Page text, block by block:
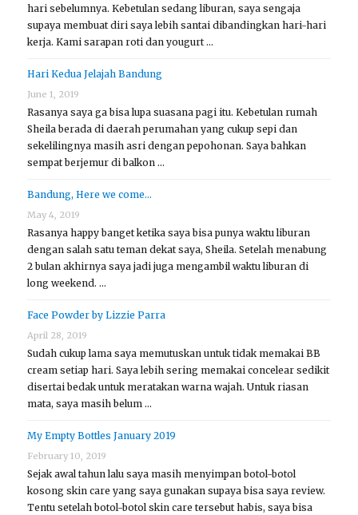
hari sebelumnya. Kebetulan sedang liburan, saya sengaja
supaya membuat diri saya lebih santai dibandingkan hari-hari
kerja. Kami sarapan roti dan yougurt …
Hari Kedua Jelajah Bandung
June 1, 2019
Rasanya saya ga bisa lupa suasana pagi itu. Kebetulan rumah
Sheila berada di daerah perumahan yang cukup sepi dan
sekelilingnya masih asri dengan pepohonan. Saya bahkan
sempat berjemur di balkon …
Bandung, Here we come…
May 4, 2019
Rasanya happy banget ketika saya bisa punya waktu liburan
dengan salah satu teman dekat saya, Sheila. Setelah menabung
2 bulan akhirnya saya jadi juga mengambil waktu liburan di
long weekend. …
Face Powder by Lizzie Parra
April 28, 2019
Sudah cukup lama saya memutuskan untuk tidak memakai BB
cream setiap hari. Saya lebih sering memakai concelear sedikit
disertai bedak untuk meratakan warna wajah. Untuk riasan
mata, saya masih belum …
My Empty Bottles January 2019
February 10, 2019
Sejak awal tahun lalu saya masih menyimpan botol-botol
kosong skin care yang saya gunakan supaya bisa saya review.
Tentu setelah botol-botol skin care tersebut habis, saya bisa